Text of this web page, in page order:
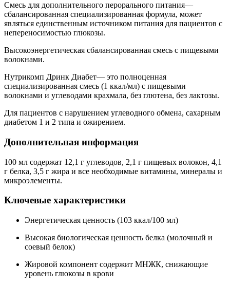
Смесь для дополнительного перорального питания—
сбалансированная специализированная формула, может
являться единственным источником питания для пациентов с
непереносимостью глюкозы.
Высокоэнергетическая сбалансированная смесь с пищевыми
волокнами.
Нутрикомп Дринк Диабет— это полноценная
специализированная смесь (1 ккал/мл) с пищевыми
волокнами и углеводами крахмала, без глютена, без лактозы.
Для пациентов с нарушением углеводного обмена, сахарным
диабетом 1 и 2 типа и ожирением.
Дополнительная информация
100 мл содержат 12,1 г углеводов, 2,1 г пищевых волокон, 4,1
г белка, 3,5 г жира и все необходимые витамины, минералы и
микроэлементы.
Ключевые характеристики
Энергетическая ценность (103 ккал/100 мл)
Высокая биологическая ценность белка (молочный и
соевый белок)
Жировой компонент содержит МНЖК, снижающие
уровень глюкозы в крови